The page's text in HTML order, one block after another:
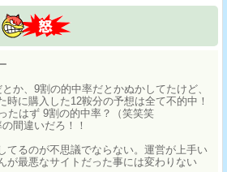
か、9割の的中率だとかぬかしてたけど、
時に購入した12鞍分の予想は全て不的中！
たはず 9割の的中率？（笑笑笑
間違いだろ！！
てるのが不思議でならない。運営が上手い
が最悪なサイトだった事には変わりない